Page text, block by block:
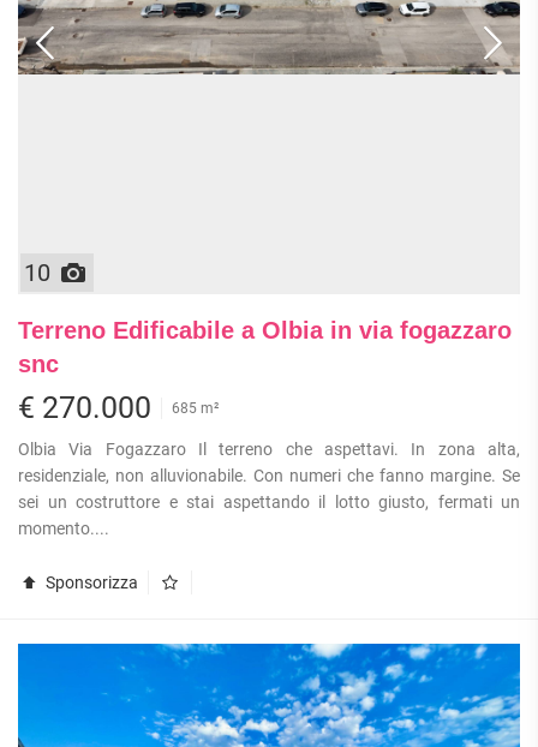
ATTICI
CASE
INDIPENDENTI
COMMERCIALI
TERRENI
VILLE DI LUSSO
VILLE CON GIARDINO
VILLETTE A SCHIERA
IMMOBILI IN AFFITTO
RESIDENZIALI
BILOCALI
TRILOCALI
QUADRILOCALI
CASE
INDIPENDENTI
COMMERCIALI
LABORATORI
LOCALI
COMMERCIALI
MAGAZZINI
IN
GESTIONE
RICERCHE
APPARTAMENTI
PIANO
CON
GIARDINO
APPARTAMENTI
CON BOX
10
Terreno Edificabile a Olbia in via fogazzaro
snc
€ 270.000 685 m²
Olbia Via Fogazzaro Il terreno che aspettavi. In zona alta,
residenziale, non alluvionabile. Con numeri che fanno margine. Se
sei un costruttore e stai aspettando il lotto giusto, fermati un
momento....
Sponsorizza